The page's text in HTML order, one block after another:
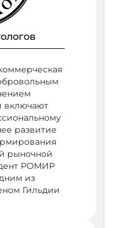
включают
развитие
рыночной
РОМИР
из
Гильдии